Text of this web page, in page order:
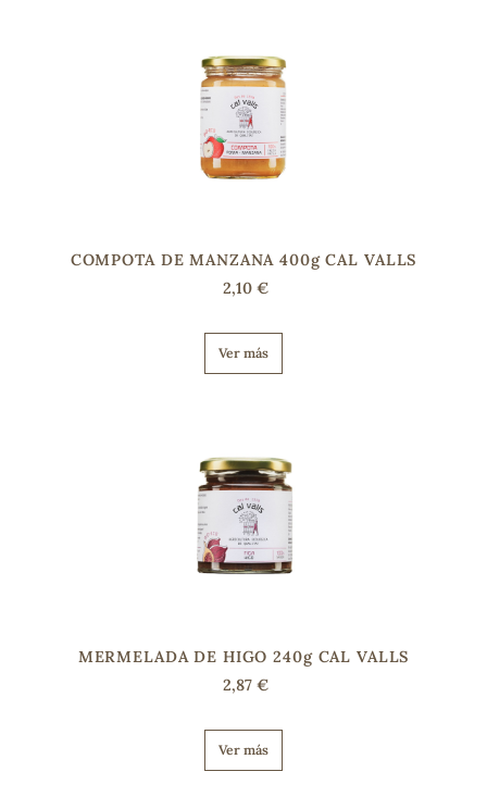
COMPOTA DE MANZANA 400g CAL VALLS
2,10 €
Ver más
MERMELADA DE HIGO 240g CAL VALLS
2,87 €
Ver más